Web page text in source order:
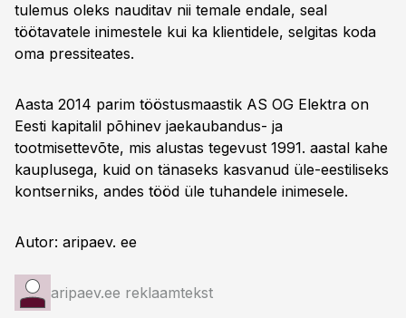
tulemus oleks nauditav nii temale endale, seal
töötavatele inimestele kui ka klientidele, selgitas koda
oma pressiteates.
Aasta 2014 parim tööstusmaastik AS OG Elektra on
Eesti kapitalil põhinev jaekaubandus- ja
tootmisettevõte, mis alustas tegevust 1991. aastal kahe
kauplusega, kuid on tänaseks kasvanud üle-eestiliseks
kontserniks, andes tööd üle tuhandele inimesele.
Autor: aripaev. ee
aripaev.ee reklaamtekst